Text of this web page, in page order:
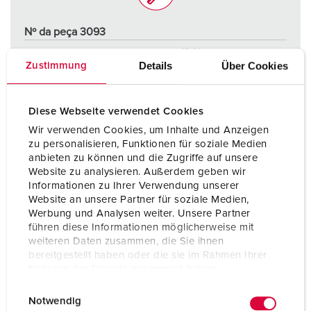
Zustimmung Details Über Cookies
Diese Webseite verwendet Cookies
Wir verwenden Cookies, um Inhalte und Anzeigen
zu personalisieren, Funktionen für soziale Medien
anbieten zu können und die Zugriffe auf unsere
Website zu analysieren. Außerdem geben wir
Informationen zu Ihrer Verwendung unserer
Website an unsere Partner für soziale Medien,
Werbung und Analysen weiter. Unsere Partner
führen diese Informationen möglicherweise mit
weiteren Daten zusammen, die Sie ihnen
bereitgestellt haben oder die sie im Rahmen Ihrer
Notwendig
Nº da peça 3093
Polos 5 p
Volt 400 V
Tecnologia de ligação contacto roscado
PARA O PRODUTO